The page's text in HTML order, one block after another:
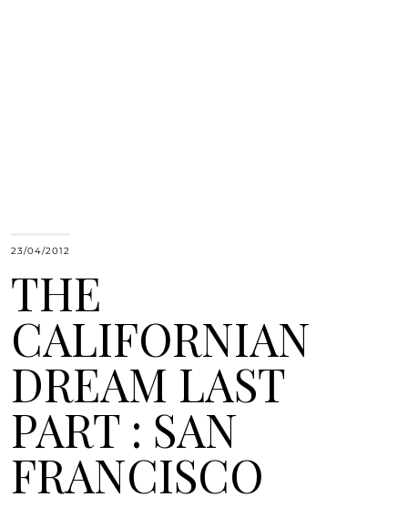
23/04/2012
THE
CALIFORNIAN
DREAM LAST
PART : SAN
FRANCISCO